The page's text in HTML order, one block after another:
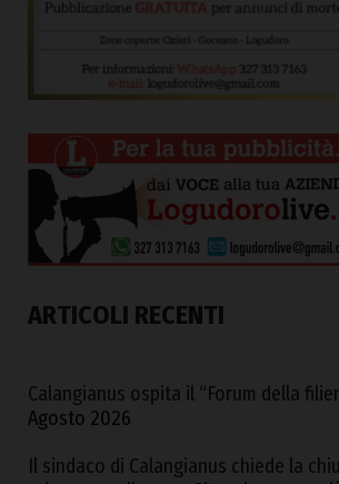
ARTICOLI RECENTI
Calangianus ospita il “Forum della
Agosto 2026
Il sindaco di Calangianus chiede la